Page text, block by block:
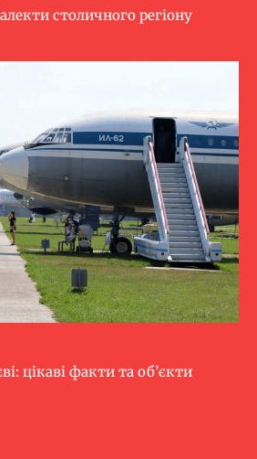
столичного регіону
цікаві факти та об’єкти